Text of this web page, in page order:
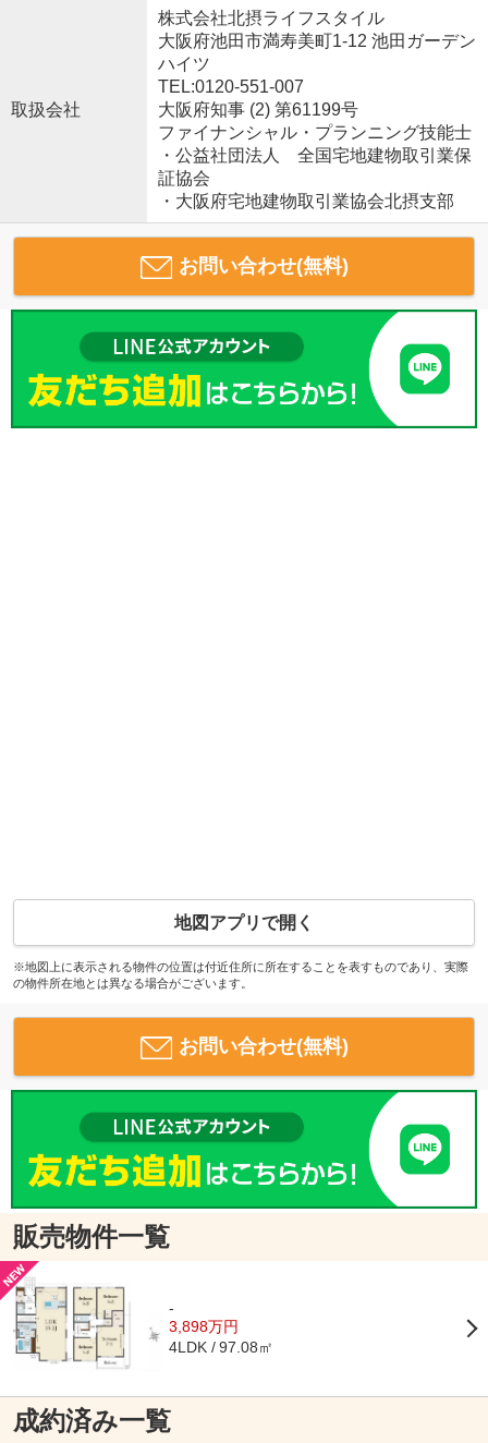
取扱会社
株式会社北摂ライフスタイル
大阪府池田市満寿美町1-12 池田ガーデン
ハイツ
TEL:0120-551-007
大阪府知事 (2) 第61199号
ファイナンシャル・プランニング技能士
・公益社団法人 全国宅地建物取引業保
証協会
・大阪府宅地建物取引業協会北摂支部
お問い合わせ(無料)
地図アプリで開く
※地図上に表示される物件の位置は付近住所に所在することを表すものであり、実際
の物件所在地とは異なる場合がございます。
お問い合わせ(無料)
販売物件一覧
-
3,898万円
4LDK 97.08㎡
成約済み一覧